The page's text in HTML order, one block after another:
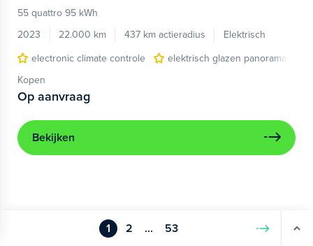
55 quattro 95 kWh
2023
22.000 km 437 km actieradius
Elektrisch
electronic climate controle
elektrisch glazen panorama-dak
Kopen
Op aanvraag
Bekijken
1 2 ... 53 Volgende